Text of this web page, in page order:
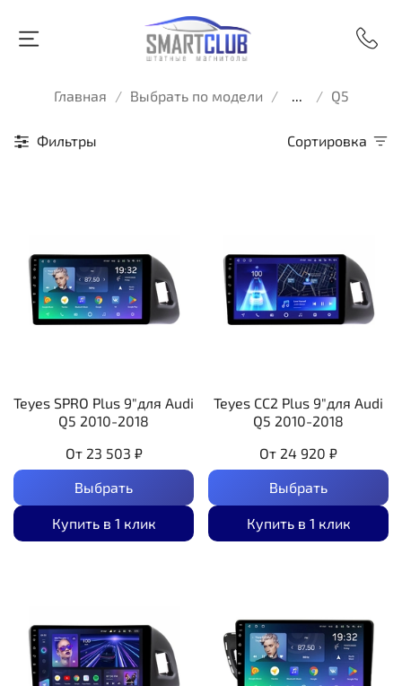
Главная Выбрать по модели ... Q5
Фильтры Сортировка
Teyes SPRO Plus 9"для Audi
Q5 2010-2018
От 23 503 ₽
Выбрать
Купить в 1 клик
Teyes CC2 Plus 9"для Audi
Q5 2010-2018
От 24 920 ₽
Выбрать
Купить в 1 клик